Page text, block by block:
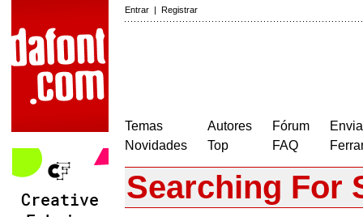
Entrar | Registrar
Temas
Novidades
Autores
Top
Fórum
FAQ
Searching For